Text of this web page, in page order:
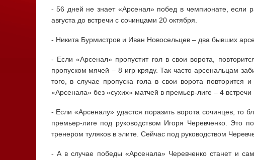
- 56 дней не знает «Арсенал» побед в чемпионате, если
августа до встречи с сочинцами 20 октября.
- Никита Бурмистров и Иван Новосельцев – два бывших
- Если «Арсенал» пропустит гол в свои ворота,
пропуском мячей – 8 игр кряду. Так часто арсенальцам
того, в случае пропуска гола в свои ворота повторится
«Арсенала» без «сухих» матчей в премьер-лиге – 4 встречи
- Если «Арсеналу» удастся поразить ворота сочинцев, то
премьер-лиге под руководством Игоря Черевченко. Это
тренером туляков в элите. Сейчас под руководством
- А в случае победы «Арсенала» Черевченко станет и